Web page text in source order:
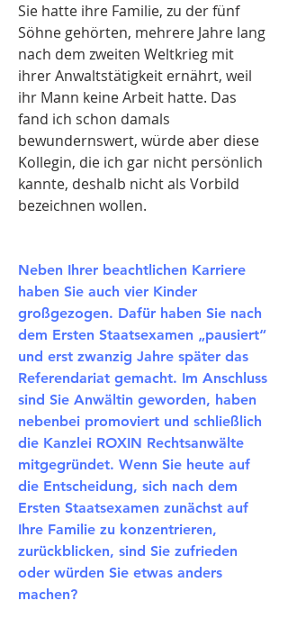
Sie hatte ihre Familie, zu der fünf
Söhne gehörten, mehrere Jahre lang
nach dem zweiten Weltkrieg mit
ihrer Anwaltstätigkeit ernährt, weil
ihr Mann keine Arbeit hatte. Das
fand ich schon damals
bewundernswert, würde aber diese
Kollegin, die ich gar nicht persönlich
kannte, deshalb nicht als Vorbild
bezeichnen wollen.
Neben Ihrer beachtlichen Karriere
haben Sie auch vier Kinder
großgezogen. Dafür haben Sie nach
dem Ersten Staatsexamen „pausiert“
und erst zwanzig Jahre später das
Referendariat gemacht. Im Anschluss
sind Sie Anwältin geworden, haben
nebenbei promoviert und schließlich
die Kanzlei ROXIN Rechtsanwälte
mitgegründet. Wenn Sie heute auf
die Entscheidung, sich nach dem
Ersten Staatsexamen zunächst auf
Ihre Familie zu konzentrieren,
zurückblicken, sind Sie zufrieden
oder würden Sie etwas anders
machen?